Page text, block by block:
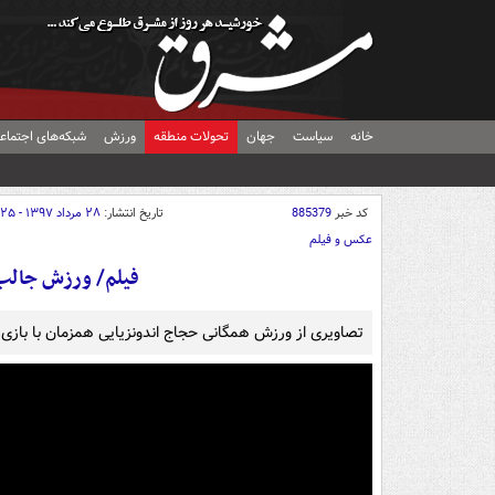
خانه سیاست جهان تحولات منطقه ورزش شبکه‌های
کد خبر885379 تاریخ انتشار: ۲۸ مرداد ۱۳۹۷ - ۰۹:۲۵
عکس و فیلم
فیلم/ ورزش
تصاویری از ورزش همگانی حجاج اندونزیایی همزمان با